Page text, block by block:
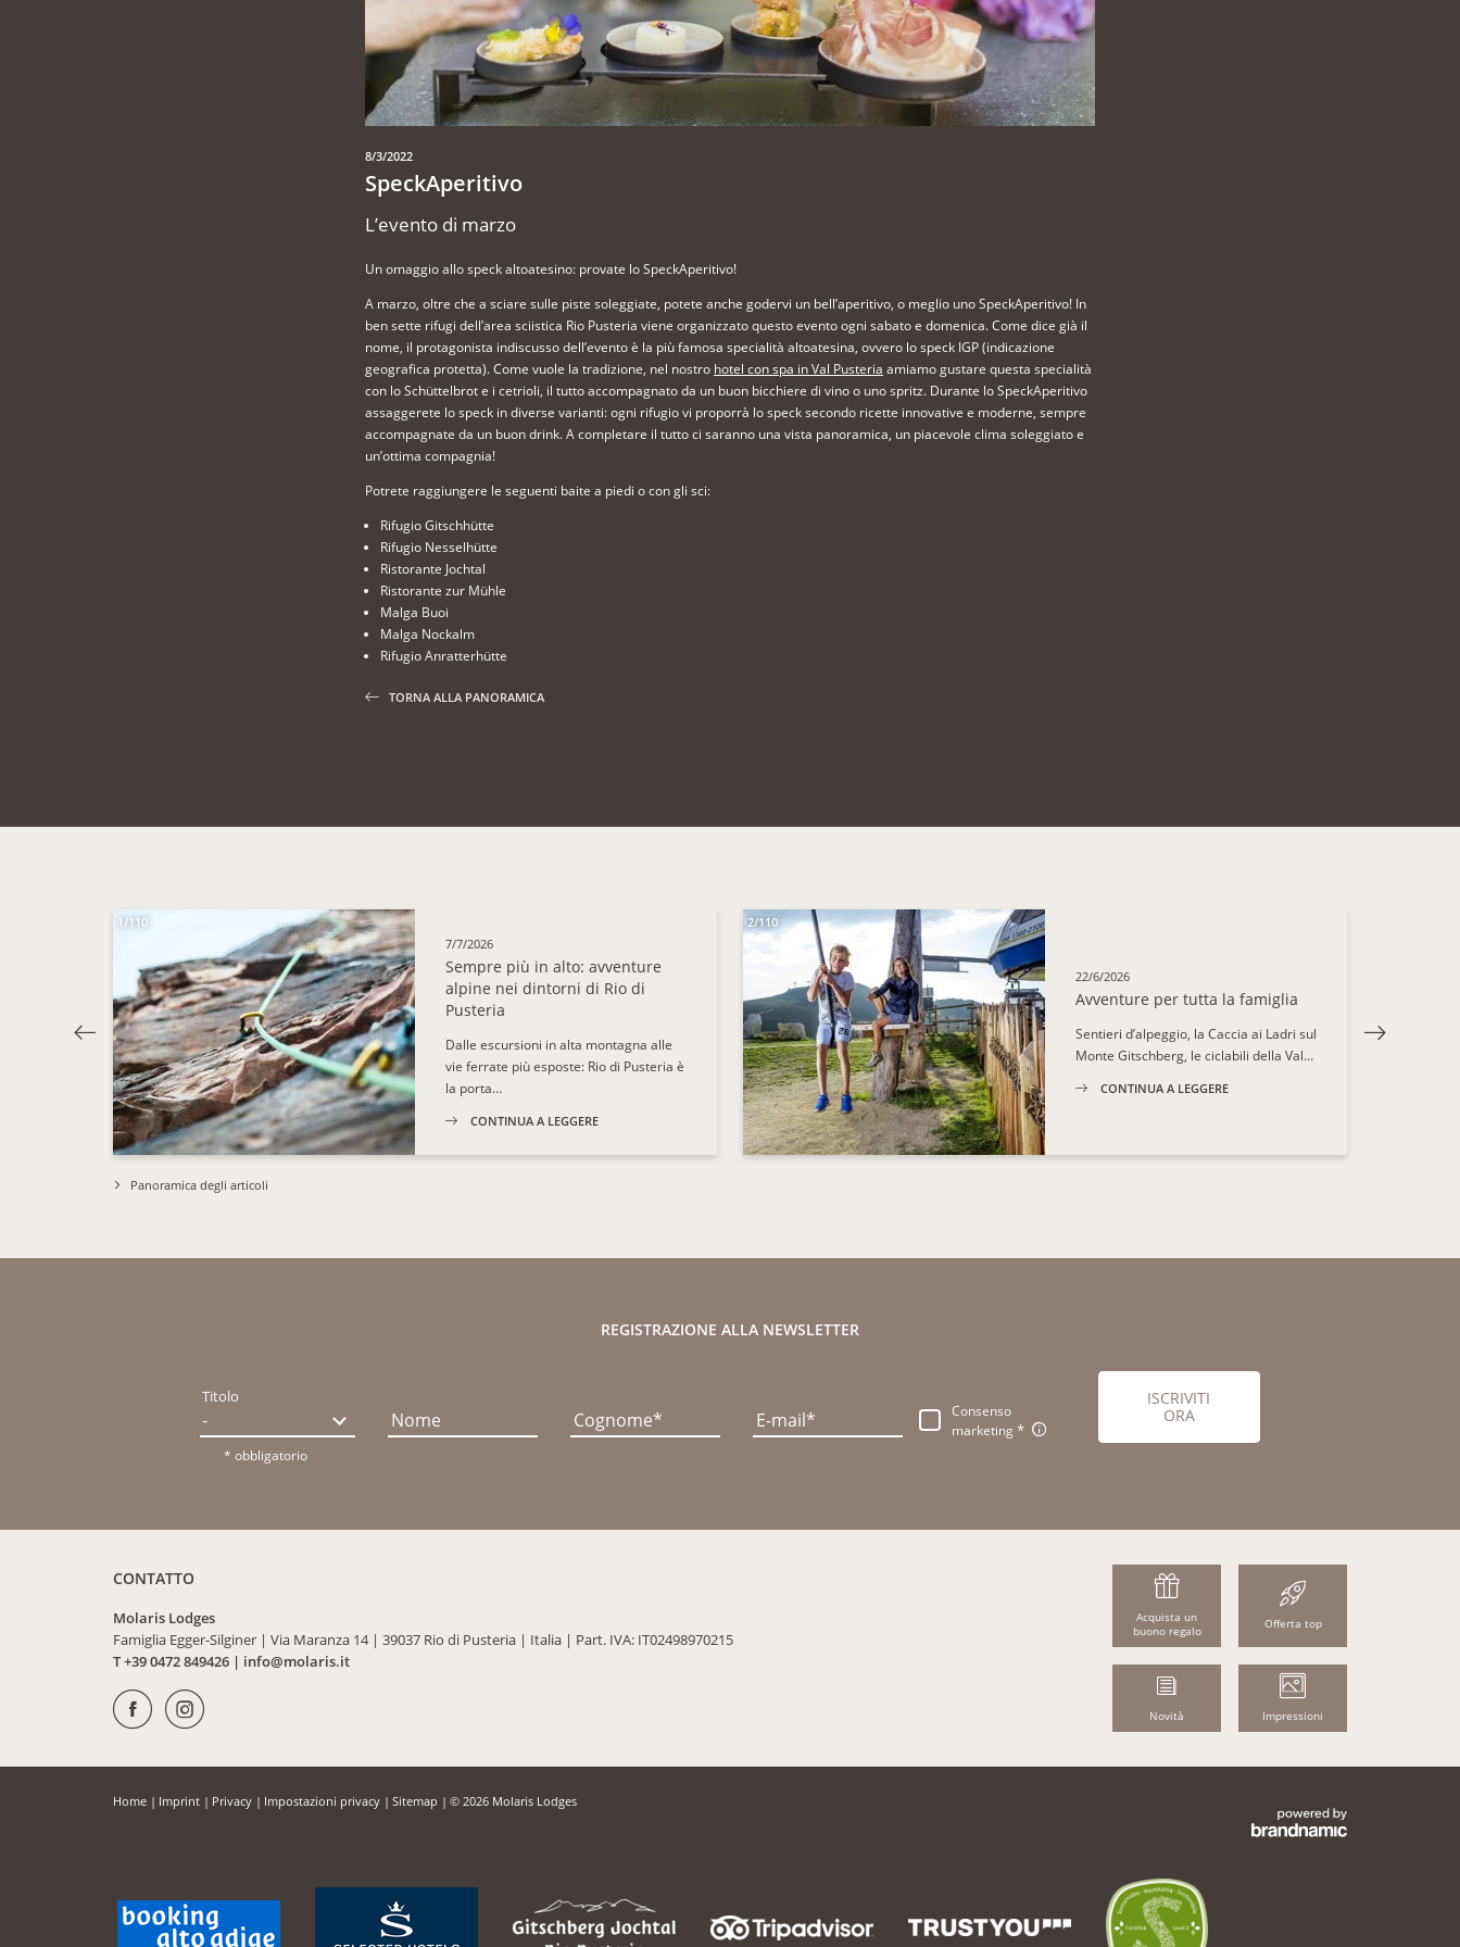
8/3/2022
SpeckAperitivo
L’evento di marzo
Un omaggio allo speck altoatesino: provate lo SpeckAperitivo!
A marzo, oltre che a sciare sulle piste soleggiate, potete anche godervi un bell’aperitivo, o meglio uno SpeckAperitivo! In
ben sette rifugi dell’area sciistica Rio Pusteria viene organizzato questo evento ogni sabato e domenica. Come dice già il
nome, il protagonista indiscusso dell’evento è la più famosa specialità altoatesina, ovvero lo speck IGP (indicazione
geografica protetta). Come vuole la tradizione, nel nostro hotel con spa in Val Pusteria amiamo gustare questa specialità
con lo Schüttelbrot e i cetrioli, il tutto accompagnato da un buon bicchiere di vino o uno spritz. Durante lo SpeckAperitivo
assaggerete lo speck in diverse varianti: ogni rifugio vi proporrà lo speck secondo ricette innovative e moderne, sempre
accompagnate da un buon drink. A completare il tutto ci saranno una vista panoramica, un piacevole clima soleggiato e
un’ottima compagnia!
Potrete raggiungere le seguenti baite a piedi o con gli sci:
Rifugio Gitschhütte
Rifugio Nesselhütte
Ristorante Jochtal
Ristorante zur Mühle
Malga Buoi
Malga Nockalm
Rifugio Anratterhütte
TORNA ALLA PANORAMICA
1/110
7/7/2026
Sempre più in alto: avventure
alpine nei dintorni di Rio di
Pusteria
Dalle escursioni in alta montagna alle
vie ferrate più esposte: Rio di Pusteria è
la porta…
CONTINUA A LEGGERE
2/110
22/6/2026
Avventure per tutta la famiglia
Sentieri d’alpeggio, la Caccia ai Ladri sul
Monte Gitschberg, le ciclabili della Val…
CONTINUA A LEGGERE
Panoramica degli articoli
REGISTRAZIONE ALLA NEWSLETTER
Titolo
Nome Cognome E-mail
Consenso
marketing
* obbligatorio
ISCRIVITI
ORA
CONTATTO
Molaris Lodges
Famiglia Egger-Silginer | Via Maranza 14 | 39037 Rio di Pusteria | Italia | Part. IVA: IT02498970215
T +39 0472 849426 | info@molaris.it
Acquista un
buono regalo
Offerta top
Novità Impressioni
Home | Imprint | Privacy | Impostazioni privacy | Sitemap | © 2026 Molaris Lodges